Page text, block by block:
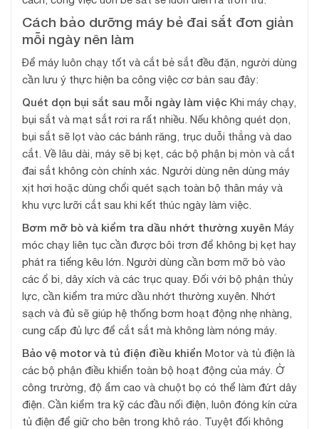
Cách bảo dưỡng máy bẻ đai sắt đơn giản
mỗi ngày nên làm
Để máy luôn chạy tốt và cắt bẻ sắt đều đặn, người dùng
cần lưu ý thực hiện ba công việc cơ bản sau đây:
Quét dọn bụi sắt sau mỗi ngày làm việc Khi máy chạy,
bụi sắt và mạt sắt rơi ra rất nhiều. Nếu không quét dọn,
bụi sắt sẽ lọt vào các bánh răng, trục duỗi thẳng và dao
cắt. Về lâu dài, máy sẽ bị kẹt, các bộ phận bị mòn và cắt
đai sắt không còn chính xác. Người dùng nên dùng máy
xịt hơi hoặc dùng chổi quét sạch toàn bộ thân máy và
khu vực lưỡi cắt sau khi kết thúc ngày làm việc.
Bơm mỡ bò và kiểm tra dầu nhớt thường xuyên Máy
móc chạy liên tục cần được bôi trơn để không bị kẹt hay
phát ra tiếng kêu lớn. Người dùng cần bơm mỡ bò vào
các ổ bi, dây xích và các trục quay. Đối với bộ phận thủy
lực, cần kiểm tra mức dầu nhớt thường xuyên. Nhớt
sạch và đủ sẽ giúp hệ thống bơm hoạt động nhẹ nhàng,
cung cấp đủ lực để cắt sắt mà không làm nóng máy.
Bảo vệ motor và tủ điện điều khiển Motor và tủ điện là
các bộ phận điều khiển toàn bộ hoạt động của máy. Ở
công trường, độ ẩm cao và chuột bọ có thể làm đứt dây
điện. Cần kiểm tra kỹ các đầu nối điện, luôn đóng kín cửa
tủ điện để giữ cho bên trong khô ráo. Tuyệt đối không